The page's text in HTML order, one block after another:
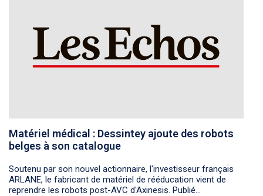
Matériel médical : Dessintey ajoute des robots
belges à son catalogue
Soutenu par son nouvel actionnaire, l'investisseur français
ARLANE, le fabricant de matériel de rééducation vient de
reprendre les robots post-AVC d'Axinesis. Publié...